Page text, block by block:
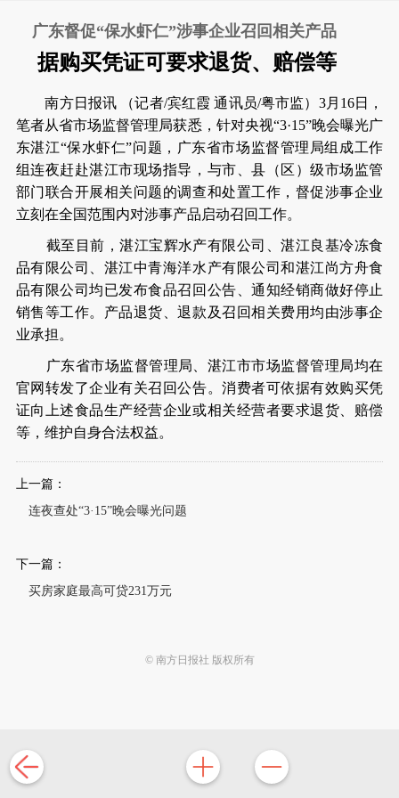
广东督促“保水虾仁”涉事企业召回相关产品
据购买凭证可要求退货、赔偿等
南方日报讯 （记者/宾红霞 通讯员/粤市监）3月16日，
笔者从省市场监督管理局获悉，针对央视“3·15”晚会曝光广
东湛江“保水虾仁”问题，广东省市场监督管理局组成工作
组连夜赶赴湛江市现场指导，与市、县（区）级市场监管
部门联合开展相关问题的调查和处置工作，督促涉事企业
立刻在全国范围内对涉事产品启动召回工作。
截至目前，湛江宝辉水产有限公司、湛江良基冷冻食
品有限公司、湛江中青海洋水产有限公司和湛江尚方舟食
品有限公司均已发布食品召回公告、通知经销商做好停止
销售等工作。产品退货、退款及召回相关费用均由涉事企
业承担。
广东省市场监督管理局、湛江市市场监督管理局均在
官网转发了企业有关召回公告。消费者可依据有效购买凭
证向上述食品生产经营企业或相关经营者要求退货、赔偿
等，维护自身合法权益。
上一篇：
连夜查处“3·15”晚会曝光问题
下一篇：
买房家庭最高可贷231万元
© 南方日报社 版权所有